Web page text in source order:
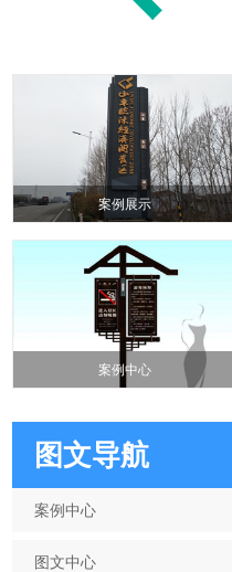
案例展示
案例中心
图文导航
案例中心
图文中心